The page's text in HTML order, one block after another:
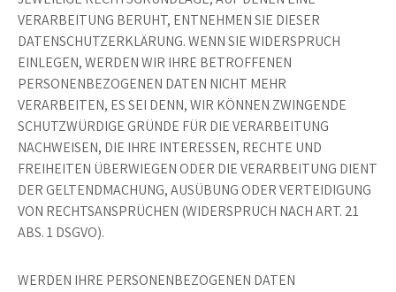
VERARBEITUNG BERUHT, ENTNEHMEN SIE DIESER
DATENSCHUTZERKLÄRUNG. WENN SIE WIDERSPRUCH
EINLEGEN, WERDEN WIR IHRE BETROFFENEN
PERSONENBEZOGENEN DATEN NICHT MEHR
VERARBEITEN, ES SEI DENN, WIR KÖNNEN ZWINGENDE
SCHUTZWÜRDIGE GRÜNDE FÜR DIE VERARBEITUNG
NACHWEISEN, DIE IHRE INTERESSEN, RECHTE UND
FREIHEITEN ÜBERWIEGEN ODER DIE VERARBEITUNG DIENT
DER GELTENDMACHUNG, AUSÜBUNG ODER VERTEIDIGUNG
VON RECHTSANSPRÜCHEN (WIDERSPRUCH NACH ART. 21
ABS. 1 DSGVO).
WERDEN IHRE PERSONENBEZOGENEN DATEN